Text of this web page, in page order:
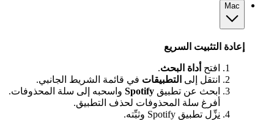
Mac
إعادة التثبيت السريع
افتح أداة البحث.
انتقل إلى التطبيقات في قائمة الشريط الجانبي.
ابحث عن تطبيق Spotify واسحبه إلى سلة المحذوفات.
أفرغ سلة المحذوفات لحذف التطبيق.
نزِّل تطبيق Spotify وثبِّته.